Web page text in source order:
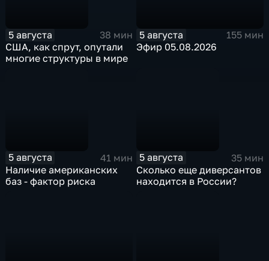
5 августа
38 мин
США, как спрут, опутали
многие структуры в мире
5 августа
155 мин
Эфир 05.08.2026
5 августа
41 мин
Наличие американских
баз - фактор риска
5 августа
35 мин
Сколько еще диверсантов
находится в России?